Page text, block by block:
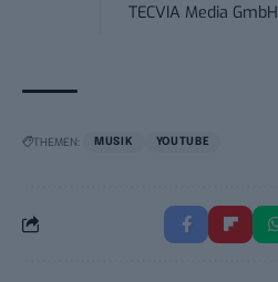
TECVIA Media GmbH
THEMEN: MUSIK YOUTUBE